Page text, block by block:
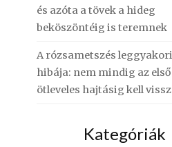
és azóta a tövek a hideg
beköszöntéig is teremnek
A rózsametszés
hibája: nem mindig az első
ötleveles hajtásig kell
Kategóriák